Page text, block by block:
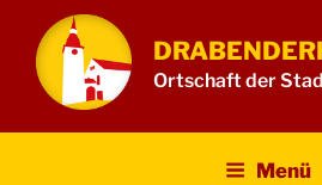
Inhalt
springen
Ortschaft der
Menü